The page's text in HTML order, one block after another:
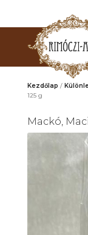
Kezdőlap /
125 g
Mackó,